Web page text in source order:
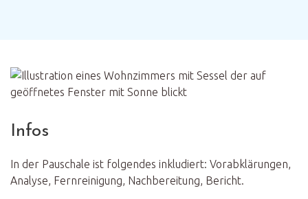
Infos
In der Pauschale ist folgendes inkludiert: Vorabklärungen,
Analyse, Fernreinigung, Nachbereitung, Bericht.